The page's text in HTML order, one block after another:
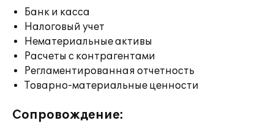
Банк и касса
Налоговый учет
Нематериальные активы
Расчеты с контрагентами
Регламентированная отчетность
Товарно-материальные ценности
Сопровождение: